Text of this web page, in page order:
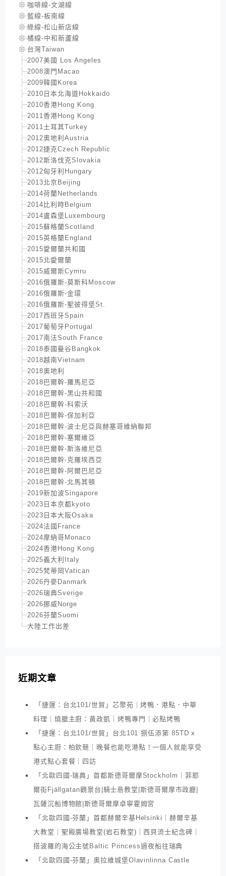
咖啡線-文湖線
藍線-板南線
綠線-松山新店線
橘線-中和新蘆線
台灣Taiwan
2007美國 Los Angeles
2008澳門Macao
2009韓國Korea
2010日本北海道Hokkaido
2010香港Hong Kong
2011香港Hong Kong
2011土耳其Turkey
2012奧地利Austria
2012捷克Czech Republic
2012斯洛伐克Slovakia
2012匈牙利Hungary
2013北京Beijing
2014荷蘭Netherlands
2014比利時Belgium
2014盧森堡Luxembourg
2015蘇格蘭Scotland
2015英格蘭England
2015愛爾蘭共和國
2015北愛爾蘭
2015威爾斯Cymru
2016俄羅斯-莫斯科Moscow
2016俄羅斯-金環
2016俄羅斯-聖彼得堡St.
2017西班牙Spain
2017葡萄牙Portugal
2017南法South France
2018泰國曼谷Bangkok
2018越南Vietnam
2018奧地利
2018巴爾幹-羅馬尼亞
2018巴爾幹-黑山共和國
2018巴爾幹-科索沃
2018巴爾幹-保加利亞
2018巴爾幹-波士尼亞與赫塞哥維納聯邦
2018巴爾幹-塞爾維亞
2018巴爾幹-斯洛維尼亞
2018巴爾幹-克羅埃西亞
2018巴爾幹-阿爾巴尼亞
2018巴爾幹-北馬其頓
2019新加波Singapore
2023日本京都kyoto
2023日本大阪Osaka
2024法國France
2024摩納哥Monaco
2024香港Hong Kong
2025義大利Italy
2025梵蒂岡Vatican
2026丹麥Danmark
2026瑞典Sverige
2026挪威Norge
2026芬蘭Suomi
大陸工作出差
近期文章
「捷運：台北101/世貿」芯聚苑｜烤鴨．港點．中華
料理｜燒臘主廚：黃政凱｜烤鴨專門｜必點烤鴨
「捷運：台北101/世貿」台北101 捌伍添第 85TD x
點心主廚：柏欽競｜晚餐也能吃港點！一個人就能享受
港式點心套餐｜四訪
「北歐四國-瑞典」首都斯德哥爾摩Stockholm｜菲耶
爾街Fjällgatan觀景台|騎士島教堂|斯德哥爾摩市政廳|
瓦薩沉船博物館|斯德哥爾摩卓寧霍姆宮
「北歐四國-芬蘭」首都赫爾辛基Helsinki｜赫爾辛基
大教堂｜聖殿廣場教堂(岩石教堂)｜西貝流士紀念碑｜
搭波羅的海公主號Baltic Princess過夜船往瑞典
「北歐四國-芬蘭」奧拉維城堡Olavinlinna Castle